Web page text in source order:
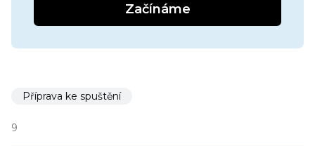
Začínáme
Příprava ke spuštění
9